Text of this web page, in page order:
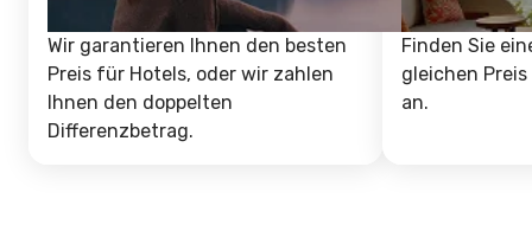
Wir garantieren Ihnen den besten
Preis für Hotels, oder wir zahlen
Ihnen den doppelten
Differenzbetrag.
Finden Sie
gleichen
an.